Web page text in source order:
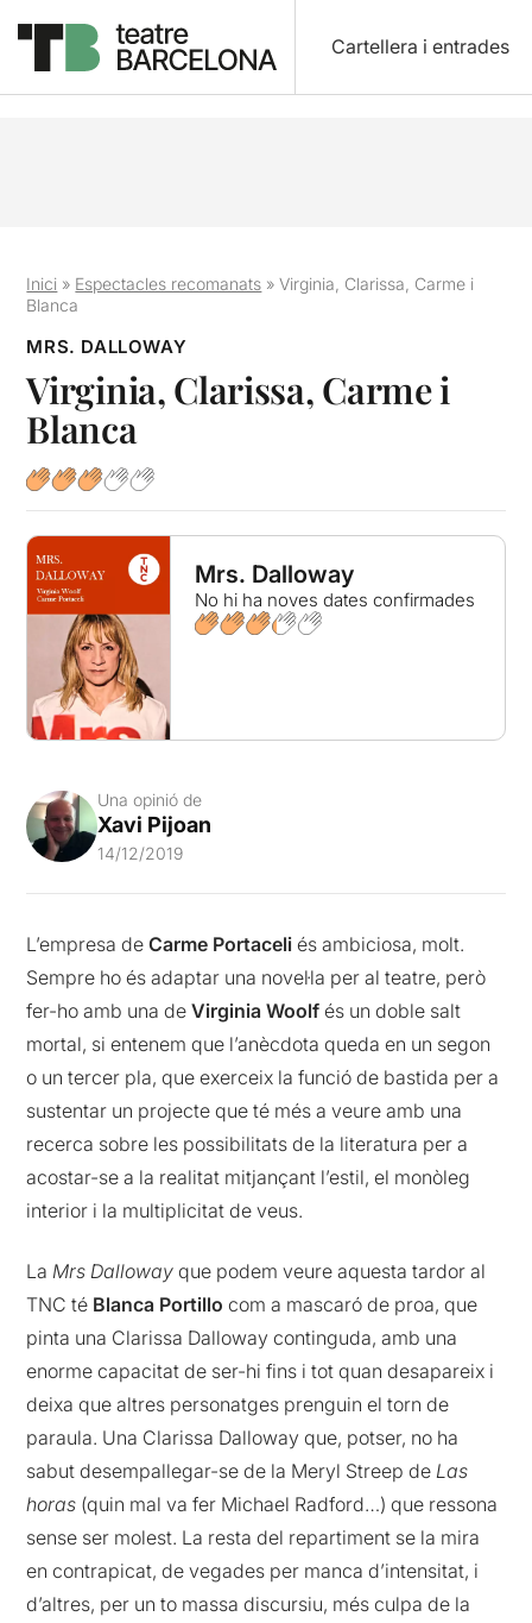
Cartellera i entrades
Inici » Espectacles recomanats »Virginia, Clarissa, Carme i
Blanca
MRS. DALLOWAY
Virginia, Clarissa, Carme i
Blanca
Mrs. Dalloway
No hi ha noves dates confirmades
Una opinió de
Xavi Pijoan
14/12/2019
L’empresa deCarme Portaceli és ambiciosa, molt.
Sempre ho és adaptar una novel·la per al teatre, però
fer-ho amb una deVirginia Woolfés un doble salt
mortal, si entenem que l’anècdota queda en un segon
o un tercer pla, que exerceix la funció de bastida per a
sustentar un projecte que té més a veure amb una
recerca sobre les possibilitats de la literatura per a
acostar-se a la realitat mitjançant l’estil, el monòleg
interior i la multiplicitat de veus.
La Mrs Dalloway que podem veure aquesta tardor al
TNC té Blanca Portillo com a mascaró de proa, que
pinta una Clarissa Dalloway continguda, amb una
enorme capacitat de ser-hi fins i tot quan desapareix i
deixa que altres personatges prenguin el torn de
paraula. Una Clarissa Dalloway que, potser, no ha
sabut desempallegar-se de la Meryl Streep de Las
horas (quin mal va fer Michael Radford…) que ressona
sense ser molest. La resta del repartiment se la mira
en contrapicat, de vegades per manca d’intensitat, i
d’altres, per un to massa discursiu, més culpa de la